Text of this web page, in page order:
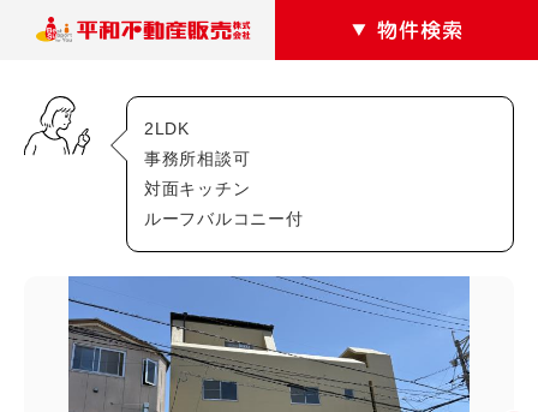
カテゴリー
テナントショップ
エリアから探す
安佐南区
2LDK
事務所相談可
対面キッチン
ルーフバルコニー付